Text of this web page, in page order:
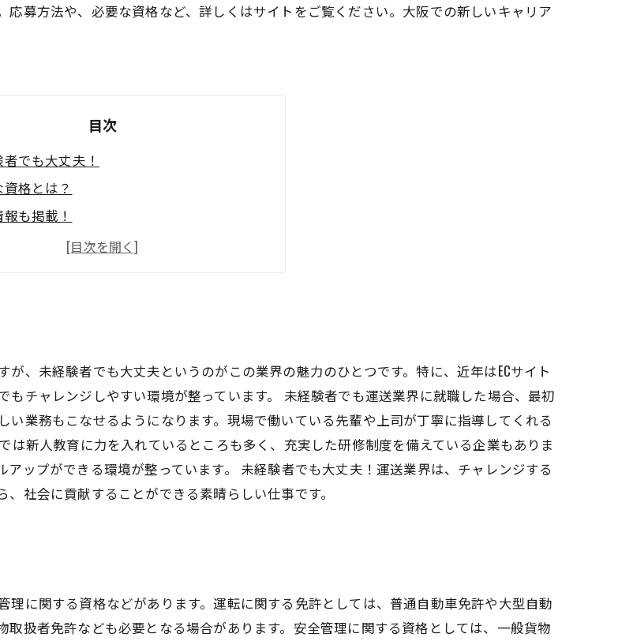
募方法や、必要な資格など、詳しくはサイトをご覧ください。大阪での新しいキャリア
目次
でも大丈夫！
格とは？
も掲載！
ートや作業内容は？
、未経験者でも大丈夫というのがこの業界の魅力のひとつです。特に、近年はECサイト
チャレンジしやすい環境が整っています。 未経験者でも運送業界に就職した場合、最初
業務もこなせるようになります。現場で働いている先輩や上司が丁寧に指導してくれる
は新人教育に力を入れているところも多く、充実した研修制度を備えている企業もありま
ップができる環境が整っています。 未経験者でも大丈夫！運送業界は、チャレンジする
社会に貢献することができる素晴らしい仕事です。
に関する資格などがあります。運転に関する免許としては、普通自動車免許や大型自動
扱者免許なども必要となる場合があります。安全管理に関する資格としては、一般貨物